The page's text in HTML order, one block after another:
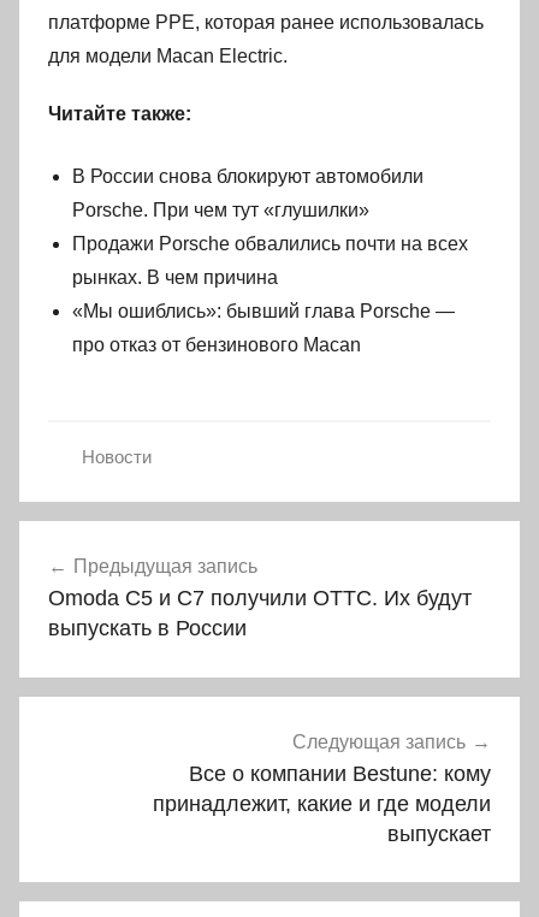
платформе PPE, которая ранее использовалась
для модели Macan Electric.
Читайте также:
В России снова блокируют автомобили
Porsche. При чем тут «глушилки»
Продажи Porsche обвалились почти на всех
рынках. В чем причина
«Мы ошиблись»: бывший глава Porsche —
про отказ от бензинового Macan
Новости
по
записям
Предыдущая запись
Omoda C5 и C7 получили ОТТС. Их будут
выпускать в России
Следующая запись
Все о компании Bestune: кому
принадлежит, какие и где модели
выпускает